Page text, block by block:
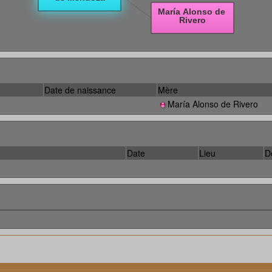
Date de naissance
Mère
María Alonso de Rivero
Date Lieu